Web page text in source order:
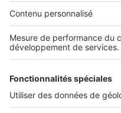
Découvrez nos applications
Tous nos services pro
Accès client